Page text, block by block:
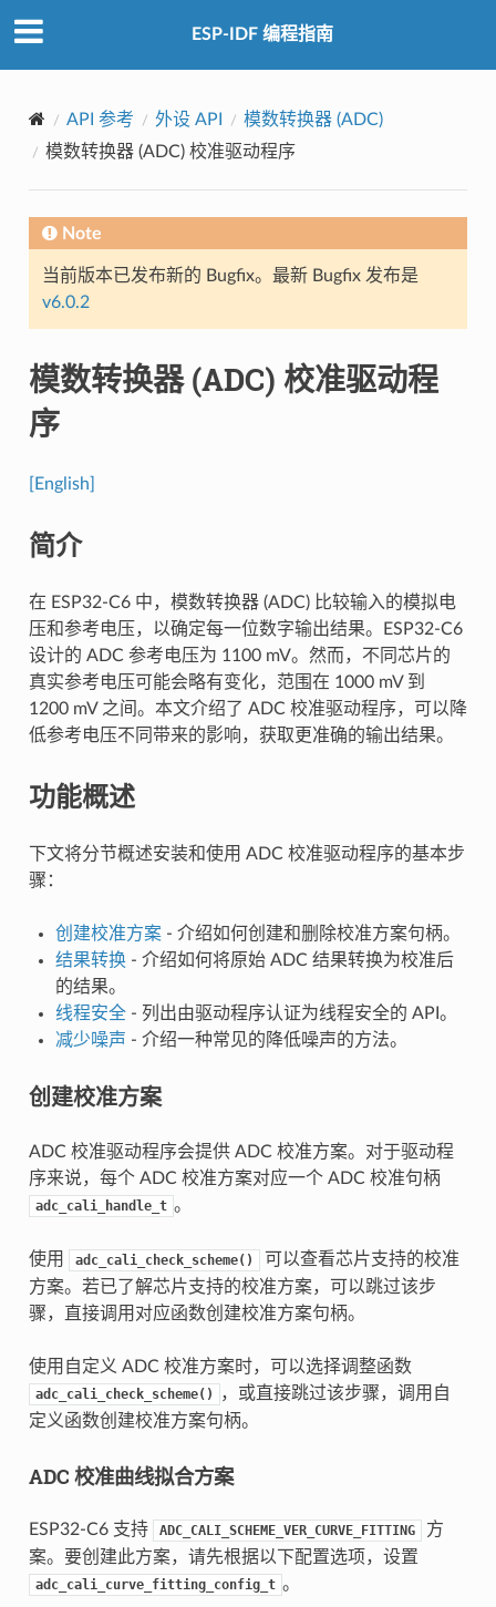
ESP-IDF 编程指南
API 参考 外设 API
模数转换器 (ADC)
模数转换器 (ADC) 校准驱动程序
Note
当前版本已发布新的 Bugfix。最新 Bugfix 发布是
v6.0.2
模数转换器 (ADC) 校准驱动程
序
[English]
简介
在 ESP32-C6 中，模数转换器 (ADC) 比较输入的模拟电
压和参考电压，以确定每一位数字输出结果。ESP32-C6
设计的 ADC 参考电压为 1100 mV。然而，不同芯片的
真实参考电压可能会略有变化，范围在 1000 mV 到
1200 mV 之间。本文介绍了 ADC 校准驱动程序，可以降
低参考电压不同带来的影响，获取更准确的输出结果。
功能概述
下文将分节概述安装和使用 ADC 校准驱动程序的基本步
骤：
创建校准方案- 介绍如何创建和删除校准方案句柄。
结果转换- 介绍如何将原始 ADC 结果转换为校准后
的结果。
线程安全- 列出由驱动程序认证为线程安全的 API。
减少噪声 - 介绍一种常见的降低噪声的方法。
创建校准方案
ADC 校准驱动程序会提供 ADC 校准方案。对于驱动程
序来说，每个 ADC 校准方案对应一个 ADC 校准句柄
adc_cali_handle_t 。
使用 adc_cali_check_scheme()
可以查看芯片支持的校准
方案。若已了解芯片支持的校准方案，可以跳过该步
骤，直接调用对应函数创建校准方案句柄。
使用自定义 ADC 校准方案时，可以选择调整函数
adc_cali_check_scheme()
，或直接跳过该步骤，调用自
定义函数创建校准方案句柄。
ADC 校准曲线拟合方案
ESP32-C6 支持 ADC_CALI_SCHEME_VER_CURVE_FITTING
方
案。要创建此方案，请先根据以下配置选项，设置
adc_cali_curve_fitting_config_t 。